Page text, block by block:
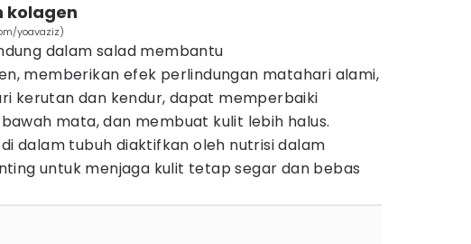
kolagen
yoavaziz)
dalam salad membantu
memberikan efek perlindungan matahari alami,
kerutan dan kendur, dapat memperbaiki
mata, dan membuat kulit lebih halus.
dalam tubuh diaktifkan oleh nutrisi dalam
untuk menjaga kulit tetap segar dan bebas